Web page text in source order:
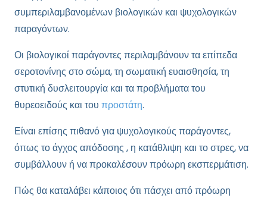
συμπεριλαμβανομένων βιολογικών και ψυχολογικών
παραγόντων.
Οι βιολογικοί παράγοντες περιλαμβάνουν τα επίπεδα
σεροτονίνης στο σώμα, τη σωματική ευαισθησία, τη
στυτική δυσλειτουργία και τα προβλήματα του
θυρεοειδούς και του προστάτη.
Είναι επίσης πιθανό για ψυχολογικούς παράγοντες,
όπως το άγχος απόδοσης , η κατάθλιψη και το στρες, να
συμβάλλουν ή να προκαλέσουν πρόωρη εκσπερμάτιση.
Πώς θα καταλάβει κάποιος ότι πάσχει από πρόωρη